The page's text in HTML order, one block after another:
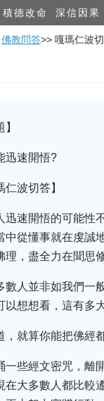
積德改命 深信因果
佛教問答>> 嘎瑪仁波
】
迅速開悟?
仁波切答】
迅速開悟的可能性
中從懂事就在虔誠
理，盡全力在聞思
數人並非如我們一
以想想看，這有多
，就算你能把佛經
一些經文密咒，離
在大多數人都比較